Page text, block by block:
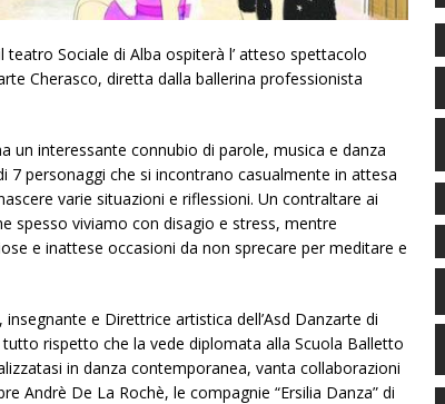
Sociale di Alba ospiterà l’ atteso spettacolo
Cherasco, diretta dalla ballerina professionista
un interessante connubio di parole, musica e danza
7 personaggi che si incontrano casualmente in attesa
varie situazioni e riflessioni. Un contraltare ai
spesso viviamo con disagio e stress, mentre
e inattese occasioni da non sprecare per meditare e
e Direttrice artistica dell’Asd Danzarte di
rispetto che la vede diplomata alla Scuola Balletto
in danza contemporanea, vanta collaborazioni
Andrè De La Rochè, le compagnie “Ersilia Danza” di